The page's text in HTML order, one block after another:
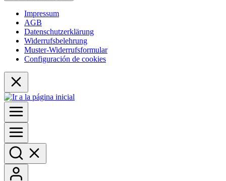
Impressum
AGB
Datenschutzerklärung
Widerrufsbelehrung
Muster-Widerrufsformular
Configuración de cookies